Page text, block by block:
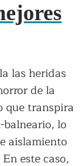
las heridas
de la
que transpira
lo
aislamiento
este caso,